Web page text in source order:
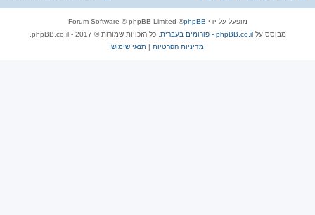
מופעל על ידי phpBB
® Forum Software © phpBB Limited
מבוסס עלphpBB.co.il - פורומים בעברית
. כל הזכויות שמורות © 2017 - phpBB.co.il.
מדיניות הפרטיות | תנאי שימוש